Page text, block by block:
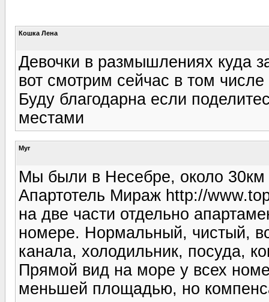
Кошка Лена
Девочки в размышлениях куда
вот смотрим сейчас в том
Буду благодарна если
местами
Myr
Мы были в Несебре, около 30км
Апартотель Мираж http://
на две части отдельно
номере. Нормальный, чистый,
канала, холодильник, посуда,
Прямой вид на море у всех
меньшей площадью, но